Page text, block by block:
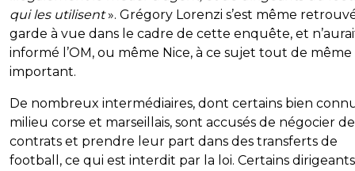
qui les utilisent». Grégory Lorenzi s’est même
garde à vue dans le cadre de cette enquête, et
informé l’OM, ou même Nice, à ce sujet tout de même
important.
De nombreux intermédiaires, dont certains bien
milieu corse et marseillais, sont accusés de négocier
contrats et prendre leur part dans des transferts de
football, ce qui est interdit par la loi. Certains